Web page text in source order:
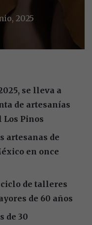
2025
se lleva a
de artesanías
Los Pinos
artesanas de
en once
ciclo de talleres
de 60 años
de 30